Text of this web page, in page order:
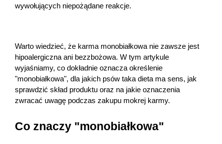
Sprzęt medyczny
Motoryzacja
Grupy produktowe
Marki
wywołujących niepożądane reakcje.
Warto wiedzieć, że karma monobiałkowa nie zawsze jest
hipoalergiczna ani bezzbożowa. W tym artykule
wyjaśniamy, co dokładnie oznacza określenie
"monobiałkowa", dla jakich psów taka dieta ma sens, jak
sprawdzić skład produktu oraz na jakie oznaczenia
zwracać uwagę podczas zakupu mokrej karmy.
Co znaczy "monobiałkowa"